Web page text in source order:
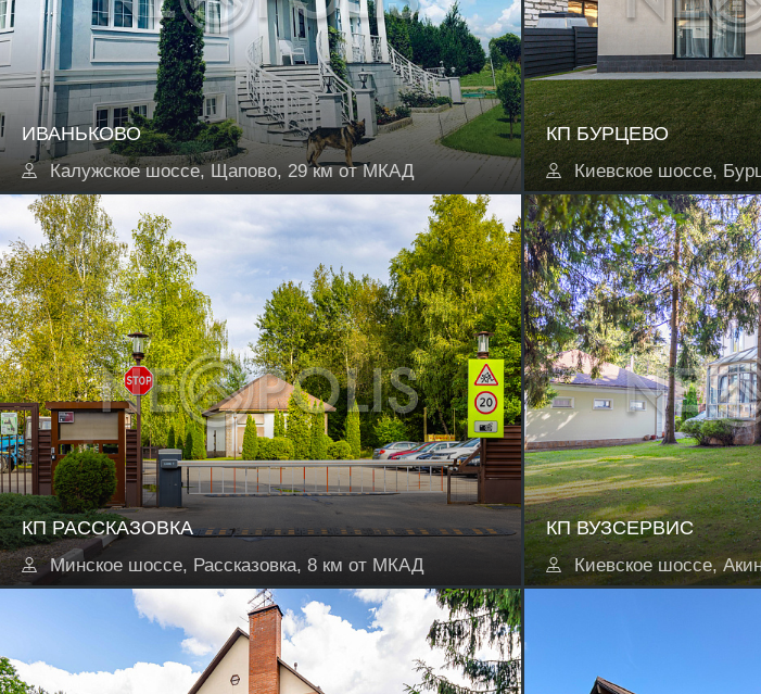
ИВАНЬКОВО
Калужское шоссе, Щапово, 29 км от МКАД
КП БУРЦЕВО
Киевское шоссе,
КП РАССКАЗОВКА
Минское шоссе, Рассказовка, 8 км от МКАД
КП ВУЗСЕРВИС
Киевское шоссе,